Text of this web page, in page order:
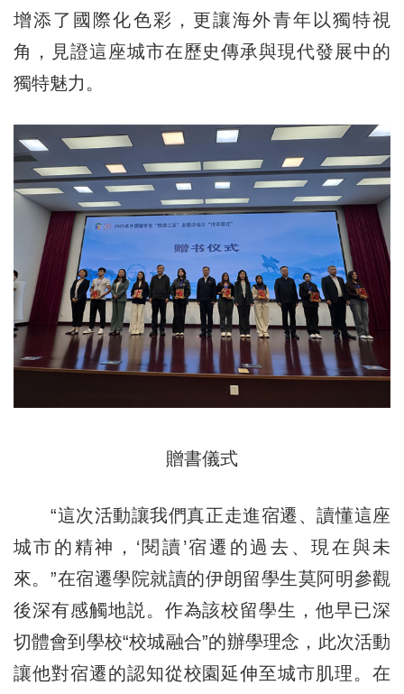
增添了國際化色彩，更讓海外青年以獨特視
角，見證這座城市在歷史傳承與現代發展中的
獨特魅力。
贈書儀式
“這次活動讓我們真正走進宿遷、讀懂這座
城市的精神，‘閱讀’宿遷的過去、現在與未
來。”在宿遷學院就讀的伊朗留學生莫阿明參觀
後深有感觸地説。作為該校留學生，他早已深
切體會到學校“校城融合”的辦學理念，此次活動
讓他對宿遷的認知從校園延伸至城市肌理。在